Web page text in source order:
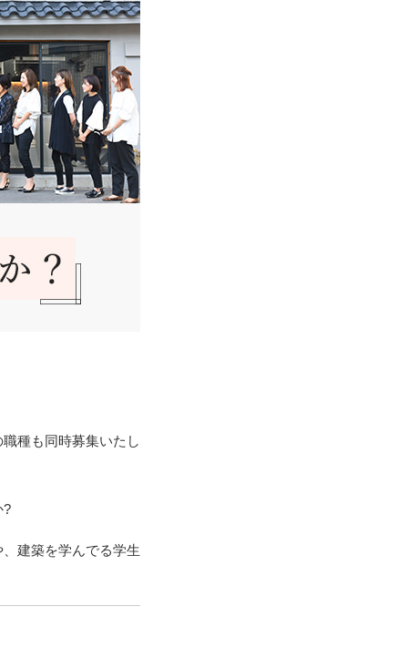
種も同時募集いたし
?
建築を学んでる学生